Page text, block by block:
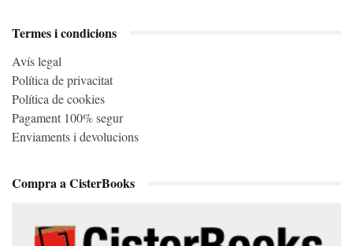
Termes i condicions
Avís legal
Política de privacitat
Política de cookies
Pagament 100% segur
Enviaments i devolucions
Compra a CisterBooks